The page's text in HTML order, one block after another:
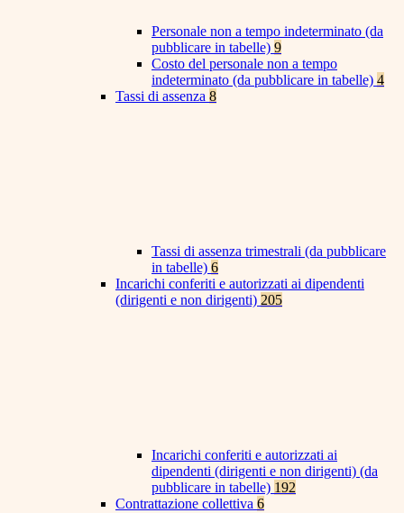
Personale non a tempo indeterminato (da
pubblicare in tabelle) 9
Costo del personale non a tempo
indeterminato (da pubblicare in tabelle) 4
Tassi di assenza 8
Tassi di assenza trimestrali (da pubblicare
in tabelle) 6
Incarichi conferiti e autorizzati ai dipendenti
(dirigenti e non dirigenti) 205
Incarichi conferiti e autorizzati ai
dipendenti (dirigenti e non dirigenti) (da
pubblicare in tabelle) 192
Contrattazione collettiva 6